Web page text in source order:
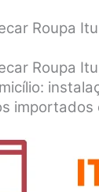
Roupa
Roupa
importados